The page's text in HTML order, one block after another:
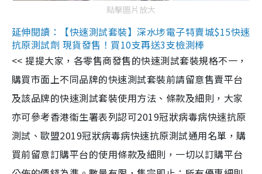
點擊圖片放大
延伸閱讀：【快速測試套裝】深水埗電子特賣城$15快速
抗原測試劑 現貨發售！買10支再送3支檢測棒
<< 提提大家，各零售商發售的快速測試套裝規格不一，
購買市面上不同品牌的快速測試套裝前請留意售賣平台
及該品牌的快速測試套裝使用方法、條款及細則，大家
亦可參考香港衞生署表列認可2019冠狀病毒病快速抗原
測試、歐盟2019冠狀病毒病快速抗原測試通用名單，購
買前留意訂購平台的使用條款及細則，一切以訂購平台